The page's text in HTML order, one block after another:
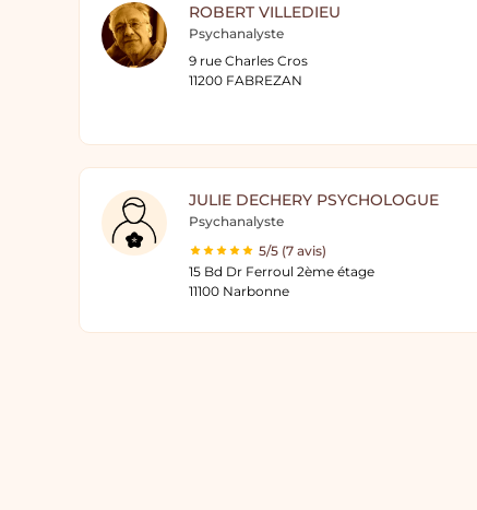
ROBERT VILLEDIEU
Psychanalyste
9 rue Charles Cros
11200 FABREZAN
JULIE DECHERY PSYCHOLOGUE
Psychanalyste
5/5 (7 avis)
15 Bd Dr Ferroul 2ème étage
11100 Narbonne